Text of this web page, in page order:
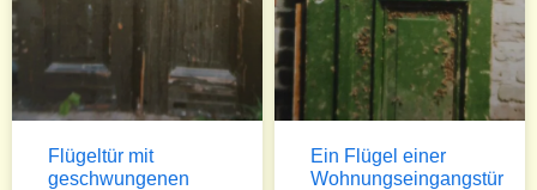
Flügeltür mit
geschwungenen
Ein Flügel einer
Wohnungseingangstür